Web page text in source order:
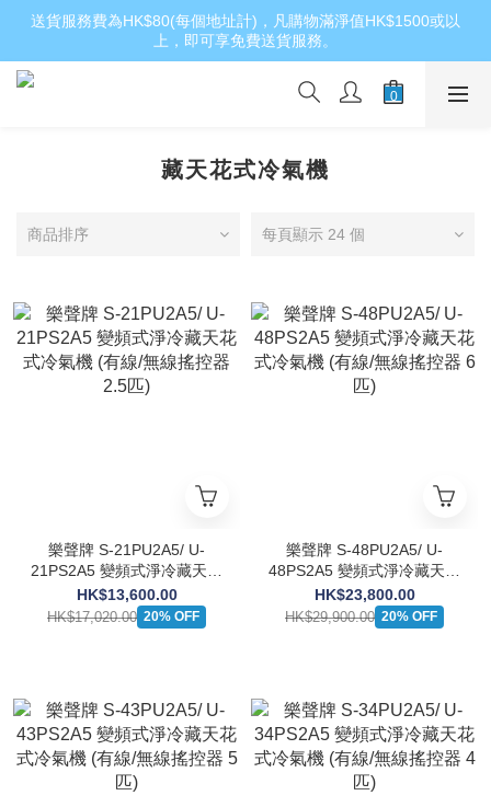
送貨服務費為HK$80(每個地址計)，凡購物滿淨值HK$1500或以
上，即可享免費送貨服務。
藏天花式冷氣機
商品排序 每頁顯示 24 個
樂聲牌 S-21PU2A5/ U-
21PS2A5 變頻式淨冷藏天花
式冷氣機 (有線/無線搖控器
2.5匹)
HK$13,600.00
HK$17,020.00 20% OFF
樂聲牌 S-48PU2A5/ U-
48PS2A5 變頻式淨冷藏天花
式冷氣機 (有線/無線搖控器
6匹)
HK$23,800.00
HK$29,900.00 20% OFF